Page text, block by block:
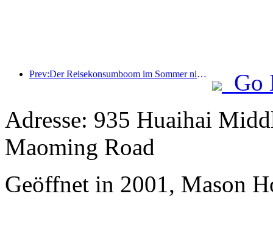
Prev:Der Reisekonsumboom im Sommer nimmt zu, der Markt für Kulturtourismus erlebt Neuerungen und Verbesserungen
Go
Adresse: 935 Huaihai
Maoming Road
Geöffnet in 2001, Mason